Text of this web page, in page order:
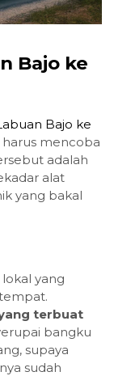
Bajo ke
Bajo ke
mencoba
adalah
alat
yang bakal
yang
terbuat
bangku
supaya
sudah